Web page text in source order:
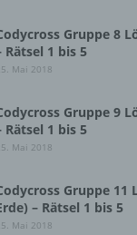
Gruppe 8
Rätsel 1 bis 5
Mai 2018
Gruppe 9
Rätsel 1 bis 5
Mai 2018
Gruppe 11
– Rätsel 1 bis 5
Mai 2018
effektiver und
und
mit welcher ihr
oder mobilen
sind
abgelegt und
die
SessionStorage
und